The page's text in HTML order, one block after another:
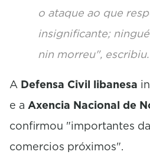
o ataque ao que
insignificante;
nin morreu", escribiu.
A Defensa Civil libanesa
e a Axencia Nacional de
confirmou "importantes
comercios próximos".